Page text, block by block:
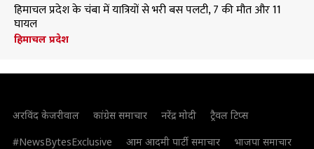
हिमाचल प्रदेश के चंबा में यात्रियों से भरी बस पलटी, 7 की मौत और 11
घायल
हिमाचल प्रदेश
अरविंद केजरीवाल कांग्रेस समाचार नरेंद्र मोदी
ट्रैवल टिप्स
#NewsBytesExclusive
आम आदमी पार्टी समाचार
भाजपा समाचार